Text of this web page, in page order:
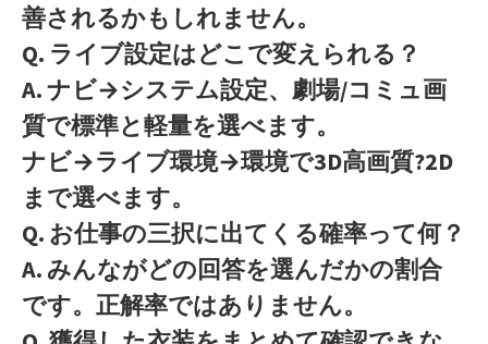
善されるかもしれません。
Q. ライブ設定はどこで変えられる？
A. ナビ→システム設定、劇場/コミュ画
質で標準と軽量を選べます。
ナビ→ライブ環境→環境で3D高画質?2D
まで選べます。
Q. お仕事の三択に出てくる確率って何？
A. みんながどの回答を選んだかの割合
です。正解率ではありません。